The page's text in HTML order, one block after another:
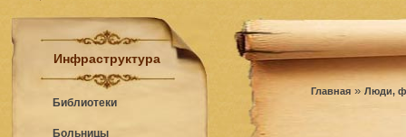
Инфраструктура
Библиотеки
Больницы
Главная » Люди,